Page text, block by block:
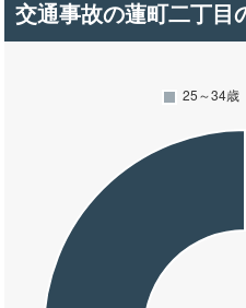
交通事故の蓮町二丁目